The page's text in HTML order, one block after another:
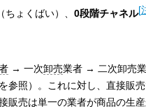
（ちょくばい） 0段階チャネル[
→ 一次卸売業者 → 二次卸売
を参照）。これに対し、直接販
販売は単一の業者が商品の生産